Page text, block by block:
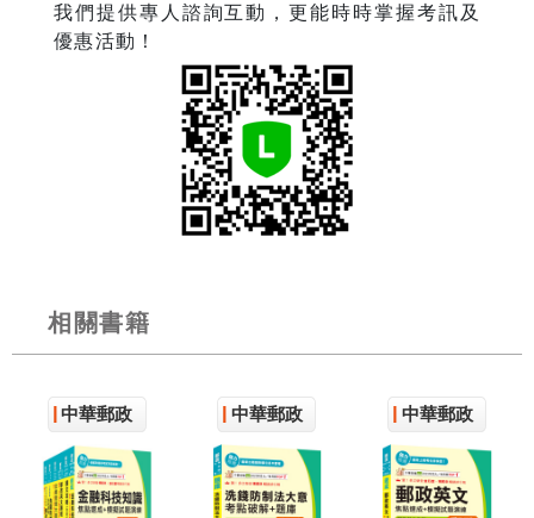
我們提供專人諮詢互動，更能時時掌握考訊及
優惠活動！
相關書籍
中華郵政 中華郵政 中華郵政